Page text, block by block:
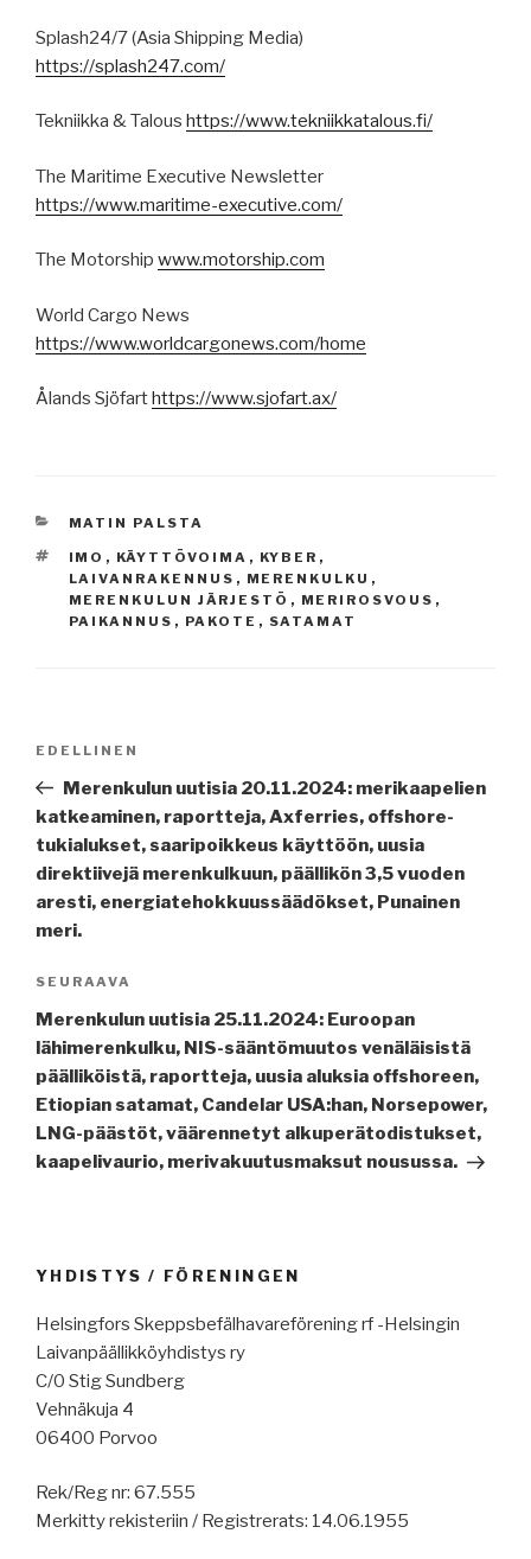
Splash24/7 (Asia Shipping Media)
https://splash247.com/
Tekniikka & Talous https://www.tekniikkatalous.fi/
The Maritime Executive Newsletter
https://www.maritime-executive.com/
The Motorship www.motorship.com
World Cargo News
https://www.worldcargonews.com/home
Ålands Sjöfarthttps://www.sjofart.ax/
KATEGORIAT
MATIN PALSTA
AVAINSANAT
IMO , KÄYTTÖVOIMA , KYBER ,
LAIVANRAKENNUS , MERENKULKU ,
MERENKULUN JÄRJESTÖ , MERIROSVOUS ,
PAIKANNUS , PAKOTE , SATAMAT
Edellinen
artikkeli
EDELLINEN
Merenkulun uutisia 20.11.2024: merikaapelien
katkeaminen, raportteja, Axferries, offshore-
tukialukset, saaripoikkeus käyttöön, uusia
direktiivejä merenkulkuun, päällikön 3,5 vuoden
aresti, energiatehokkuussäädökset, Punainen
meri.
Seuraava
artikkeli
SEURAAVA
Merenkulun uutisia 25.11.2024: Euroopan
lähimerenkulku, NIS-sääntömuutos venäläisistä
päälliköistä, raportteja, uusia aluksia offshoreen,
Etiopian satamat, Candelar USA:han, Norsepower,
LNG-päästöt, väärennetyt alkuperätodistukset,
kaapelivaurio, merivakuutusmaksut nousussa.
YHDISTYS / FÖRENINGEN
Helsingfors Skeppsbefälhavareförening rf -Helsingin
Laivanpäällikköyhdistys ry
C/0 Stig Sundberg
Vehnäkuja 4
06400 Porvoo
Rek/Reg nr: 67.555
Merkitty rekisteriin / Registrerats: 14.06.1955